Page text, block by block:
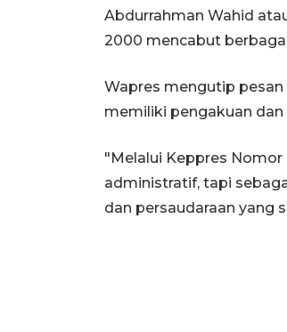
Abdurrahman Wahid
2000 mencabut
Wapres mengutip pesan
memiliki pengakuan
"Melalui Keppres
administratif, tapi
dan persaudaraan yang